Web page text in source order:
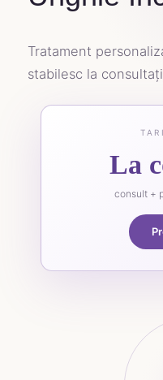
Tratament
stabilesc la
La
consult +